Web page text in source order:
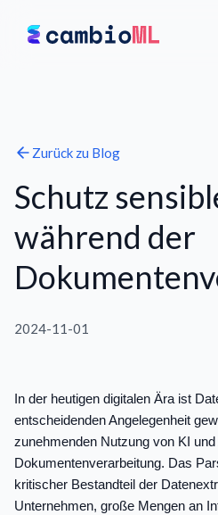
Zurück zu Blog
Schutz
während der
2024-11-01
In der heutigen digitalen Ära ist
entscheidenden Angelegenheit
zunehmenden Nutzung von KI
Dokumentenverarbeitung. Das
kritischer Bestandteil der
Unternehmen, große Mengen an